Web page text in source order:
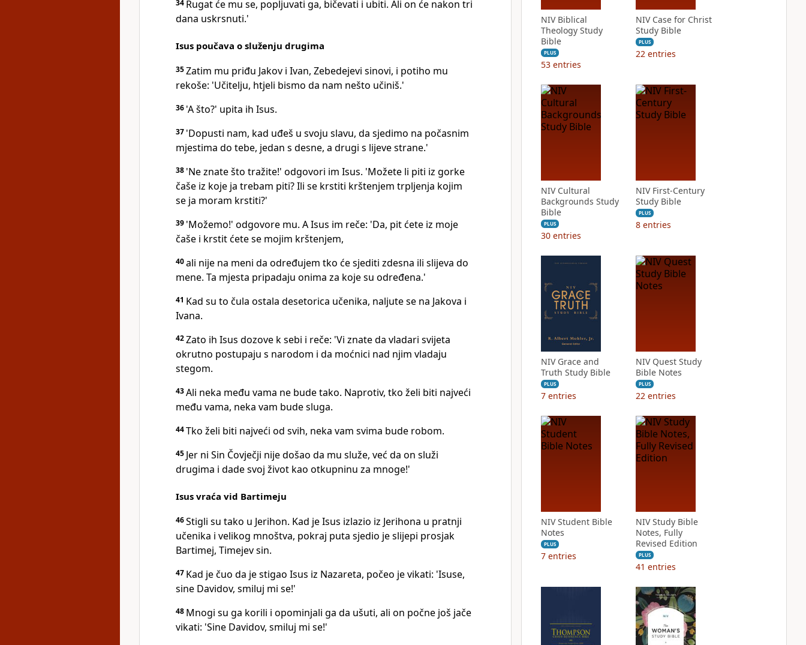
34 Rugat će mu se, popljuvati ga, bičevati i ubiti. Ali on će nakon tri
dana uskrsnuti.'
Isus poučava o služenju drugima
35Zatim mu priđu Jakov i Ivan, Zebedejevi sinovi, i potiho mu
rekoše: 'Učitelju, htjeli bismo da nam nešto učiniš.'
36 'A što?' upita ih Isus.
37 'Dopusti nam, kad uđeš u svoju slavu, da sjedimo na počasnim
mjestima do tebe, jedan s desne, a drugi s lijeve strane.'
38 'Ne znate što tražite!' odgovori im Isus. 'Možete li piti iz gorke
čaše iz koje ja trebam piti? Ili se krstiti krštenjem trpljenja kojim
se ja moram krstiti?'
39 'Možemo!' odgovore mu. A Isus im reče: 'Da, pit ćete iz moje
čaše i krstit ćete se mojim krštenjem,
40ali nije na meni da određujem tko će sjediti zdesna ili slijeva do
mene. Ta mjesta pripadaju onima za koje su određena.'
41 Kad su to čula ostala desetorica učenika, naljute se na Jakova i
Ivana.
42Zato ih Isus dozove k sebi i reče: 'Vi znate da vladari svijeta
okrutno postupaju s narodom i da moćnici nad njim vladaju
stegom.
43Ali neka među vama ne bude tako. Naprotiv, tko želi biti najveći
među vama, neka vam bude sluga.
44Tko želi biti najveći od svih, neka vam svima bude robom.
45 Jer ni Sin Čovječji nije došao da mu služe, već da on služi
drugima i dade svoj život kao otkupninu za mnoge!'
Isus vraća vid Bartimeju
46Stigli su tako u Jerihon. Kad je Isus izlazio iz Jerihona u pratnji
učenika i velikog mnoštva, pokraj puta sjedio je slijepi prosjak
Bartimej, Timejev sin.
47 Kad je čuo da je stigao Isus iz Nazareta, počeo je vikati: 'Isuse,
sine Davidov, smiluj mi se!'
48 Mnogi su ga korili i opominjali ga da ušuti, ali on počne još jače
vikati: 'Sine Davidov, smiluj mi se!'
NIV Biblical
Theology Study
Bible
PLUS
53 entries
NIV Case for Christ
Study Bible
PLUS
22 entries
NIV Cultural
Backgrounds Study
Bible
PLUS
30 entries
NIV First-Century
Study Bible
PLUS
8 entries
NIV Grace and
Truth Study Bible
PLUS
7 entries
NIV Quest Study
Bible Notes
PLUS
22 entries
NIV Student Bible
Notes
PLUS
7 entries
NIV Study Bible
Notes, Fully
Revised Edition
PLUS
41 entries